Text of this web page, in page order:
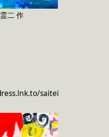
二 作
saitei